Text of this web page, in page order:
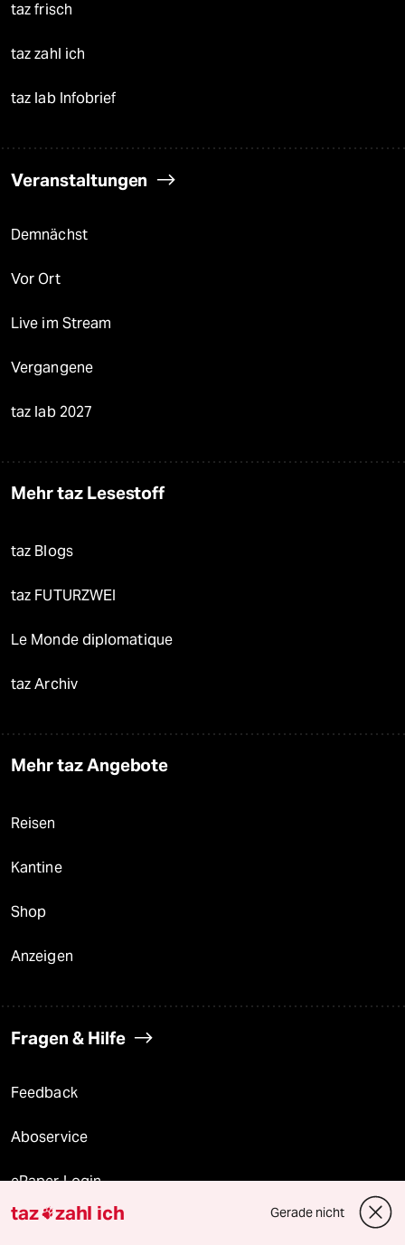
taz frisch
taz zahl ich
taz lab Infobrief
Veranstaltungen
Demnächst
Vor Ort
Live im Stream
Vergangene
taz lab 2027
Mehr taz Lesestoff
taz Blogs
taz FUTURZWEI
Le Monde diplomatique
taz Archiv
Mehr taz Angebote
Reisen
Kantine
Shop
Anzeigen
Fragen & Hilfe
Feedback
Aboservice
ePaper Login
Downloads für Abonnierende
taz zahl ich Gerade nicht